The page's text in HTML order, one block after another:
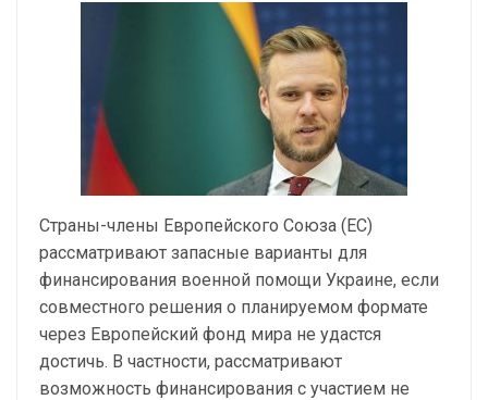
Страны-члены Европейского Союза (ЕС)
рассматривают запасные варианты для
финансирования военной помощи Украине, если
совместного решения о планируемом формате
через Европейский фонд мира не удастся
достичь. В частности, рассматривают
возможность финансирования с участием не